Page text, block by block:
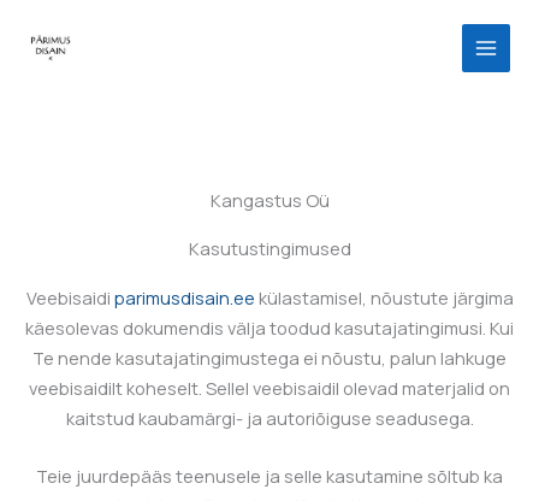
Kangastus Oü
Kasutustingimused
Veebisaidi parimusdisain.ee külastamisel, nõustute järgima
käesolevas dokumendis välja toodud kasutajatingimusi. Kui
Te nende kasutajatingimustega ei nõustu, palun lahkuge
veebisaidilt koheselt. Sellel veebisaidil olevad materjalid on
kaitstud kaubamärgi- ja autoriõiguse seadusega.
Teie juurdepääs teenusele ja selle kasutamine sõltub ka